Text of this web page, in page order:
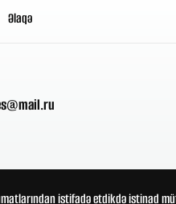
Əlaqə
istifadə etdikdə istinad